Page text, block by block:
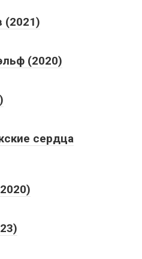
(2021)
(2020)
сердца